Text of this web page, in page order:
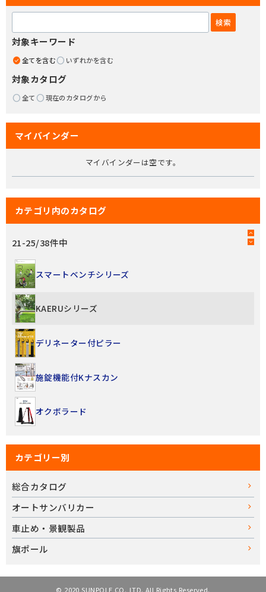
対象キーワード
全てを含む いずれかを含む
対象カタログ
全て 現在のカタログから
マイバインダー
マイバインダーは空です。
カテゴリ内のカタログ
21-25/38件中
スマートベンチシリーズ
KAERUシリーズ
デリネーター付ピラー
施錠機能付Kナスカン
オクボラード
カテゴリー別
総合カタログ
オートサンバリカー
車止め・景観製品
旗ポール
© 2020 SUNPOLE CO.,LTD. All Rights Reserved.